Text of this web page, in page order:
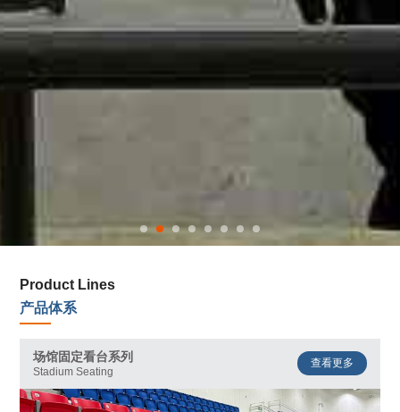
Product Lines
产品体系
场馆固定看台系列
Stadium Seating
查看更多